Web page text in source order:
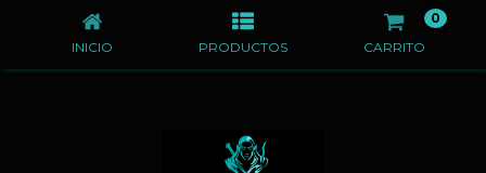
INICIO PRODUCTOS CARRITO
0